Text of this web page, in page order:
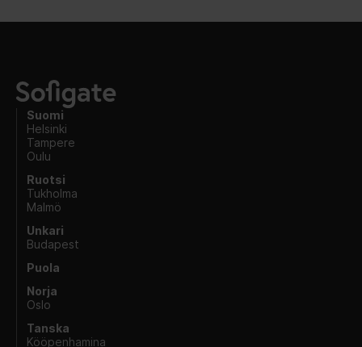
Suomi
Helsinki
Tampere
Oulu
Ruotsi
Tukholma
Malmö
Unkari
Budapest
Puola
Norja
Oslo
Tanska
Kööpenhamina